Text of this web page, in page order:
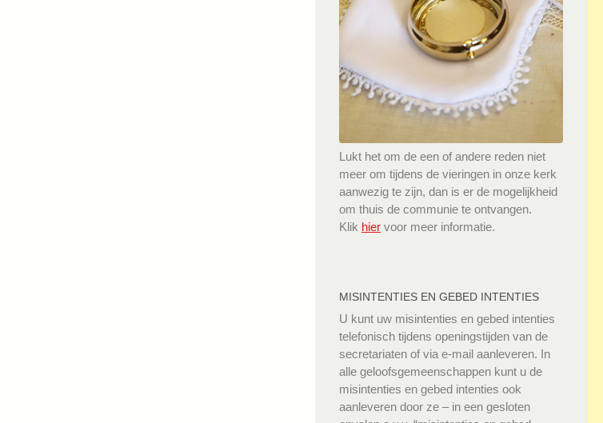
Lukt het om de een of andere reden niet
meer om tijdens de vieringen in onze kerk
aanwezig te zijn, dan is er de mogelijkheid
om thuis de communie te ontvangen.
Klik hier voor meer informatie.
MISINTENTIES EN GEBED INTENTIES
U kunt uw misintenties en gebed intenties
telefonisch tijdens openingstijden van de
secretariaten of via e-mail aanleveren. In
alle geloofsgemeenschappen kunt u de
misintenties en gebed intenties ook
aanleveren door ze – in een gesloten